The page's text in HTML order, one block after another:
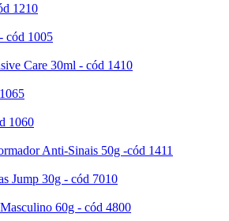
1210
cód 1005
Care 30ml - cód 1410
1060
Anti-Sinais 50g -cód 1411
Jump 30g - cód 7010
60g - cód 4800